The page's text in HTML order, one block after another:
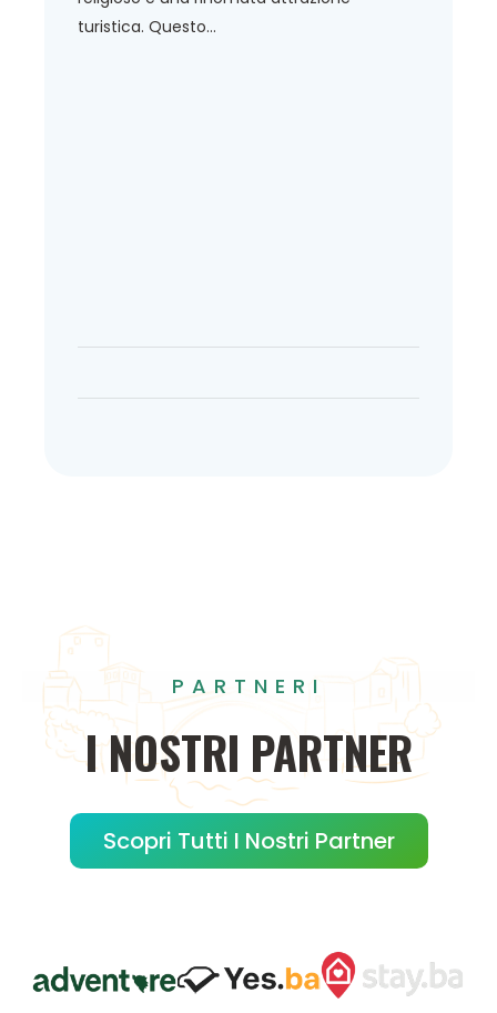
turistica. Questo...
PARTNERI
INOSTRI PARTNER
Scopri Tutti I Nostri Partner